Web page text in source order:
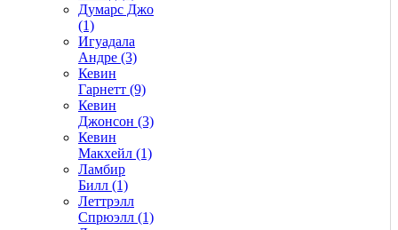
Думарс Джо
(1)
Игуадала
Андре (3)
Кевин
Гарнетт (9)
Кевин
Джонсон (3)
Кевин
Макхейл (1)
Ламбир
Билл (1)
Леттрэлл
Спрюэлл (1)